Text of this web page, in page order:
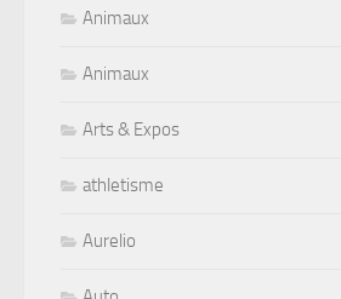
Animaux
Animaux
Arts & Expos
athletisme
Aurelio